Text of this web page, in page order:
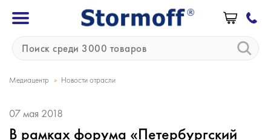
Медиацентр » Новости отрасли
07 мая 2018
В рамках форума «Петербургский